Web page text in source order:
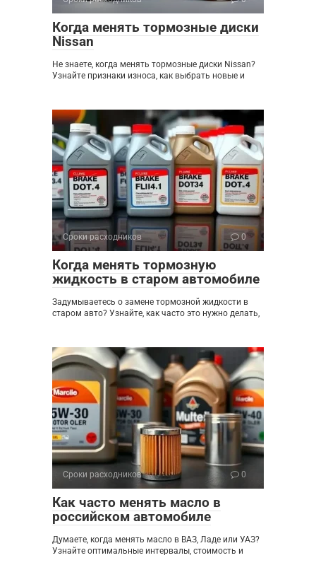
Когда менять тормозные диски
Nissan
Не знаете, когда менять тормозные диски Nissan?
Узнайте признаки износа, как выбрать новые и
Сроки расходников 0
Когда менять тормозную
жидкость в старом автомобиле
Задумываетесь о замене тормозной жидкости в
старом авто? Узнайте, как часто это нужно делать,
Сроки расходников 0
Как часто менять масло в
российском автомобиле
Думаете, когда менять масло в ВАЗ, Ладе или УАЗ?
Узнайте оптимальные интервалы, стоимость и